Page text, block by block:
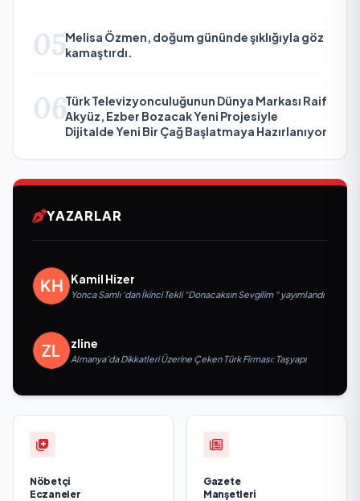
05Melisa Özmen, doğum gününde şıklığıyla göz
kamaştırdı.
06Türk Televizyonculuğunun Dünya Markası Raif
Akyüz, Ezber Bozacak Yeni Projesiyle
Dijitalde Yeni Bir Çağ Başlatmaya Hazırlanıyor
YAZARLAR
Kamil Hizer
Yonca Samlı ‘dan İkinci Tekli “Donacaksın Sevgilim “ yayımlandı
zline
Almanya’da Dikkatleri Üzerine Çeken Türk Firması: Taşyapı
Nöbetçi
Eczaneler
Gazete
Manşetleri